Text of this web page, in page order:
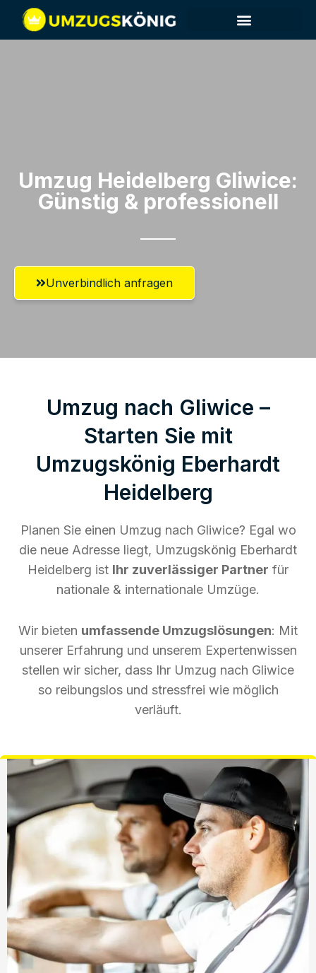
Umzug Heidelberg​ Gliwice:
Günstig & professionell​
Unverbindlich anfragen
Umzug nach Gliwice –
Starten Sie mit
Umzugskönig Eberhardt
Heidelberg
Planen Sie einen Umzug nach Gliwice? Egal wo
die neue Adresse liegt, Umzugskönig Eberhardt
Heidelberg ist Ihr zuverlässiger Partner für
nationale & internationale Umzüge.
Wir bieten umfassende Umzugslösungen: Mit
unserer Erfahrung und unserem Expertenwissen
stellen wir sicher, dass Ihr Umzug nach Gliwice
so reibungslos und stressfrei wie möglich
verläuft.